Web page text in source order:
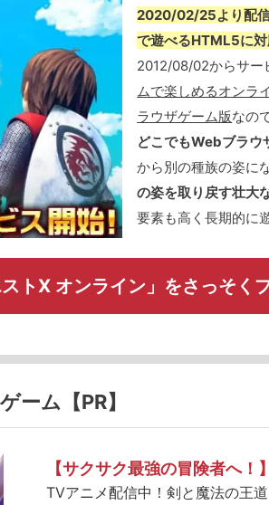
2020/02/25より配信
で遊べるHTML5に
2012/08/02からサー
ムで楽しめるオンラ
ラウザゲーム版なの
どこでもWebブラウ
から別の種族の姿に
の姿を取り戻す壮大
要素も高く長期的に
ストX オンライン」をさっそく
ーム【PR】
【サクサク最強の冒険者へ！】
TVアニメ配信中！剣と魔法の王